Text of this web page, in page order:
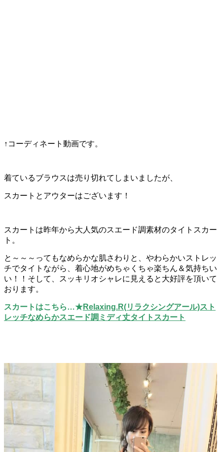
↑コーディネート動画です。
着ているブラウスは売り切れてしまいましたが、
スカートとアウターはございます！
スカートは昨年から大人気のスエード調素材のタイトスカー
ト。
と～～～ってもなめらかな肌さわりと、やわらかいストレッ
チでタイトながら、着心地がめちゃくちゃ楽ちん＆気持ちい
い！！そして、スッキリオシャレに見えると大好評を頂いて
おります。
スカートはこちら…★Relaxing.R(リラクシングアール)スト
レッチなめらかスエード調ミディ丈タイトスカート